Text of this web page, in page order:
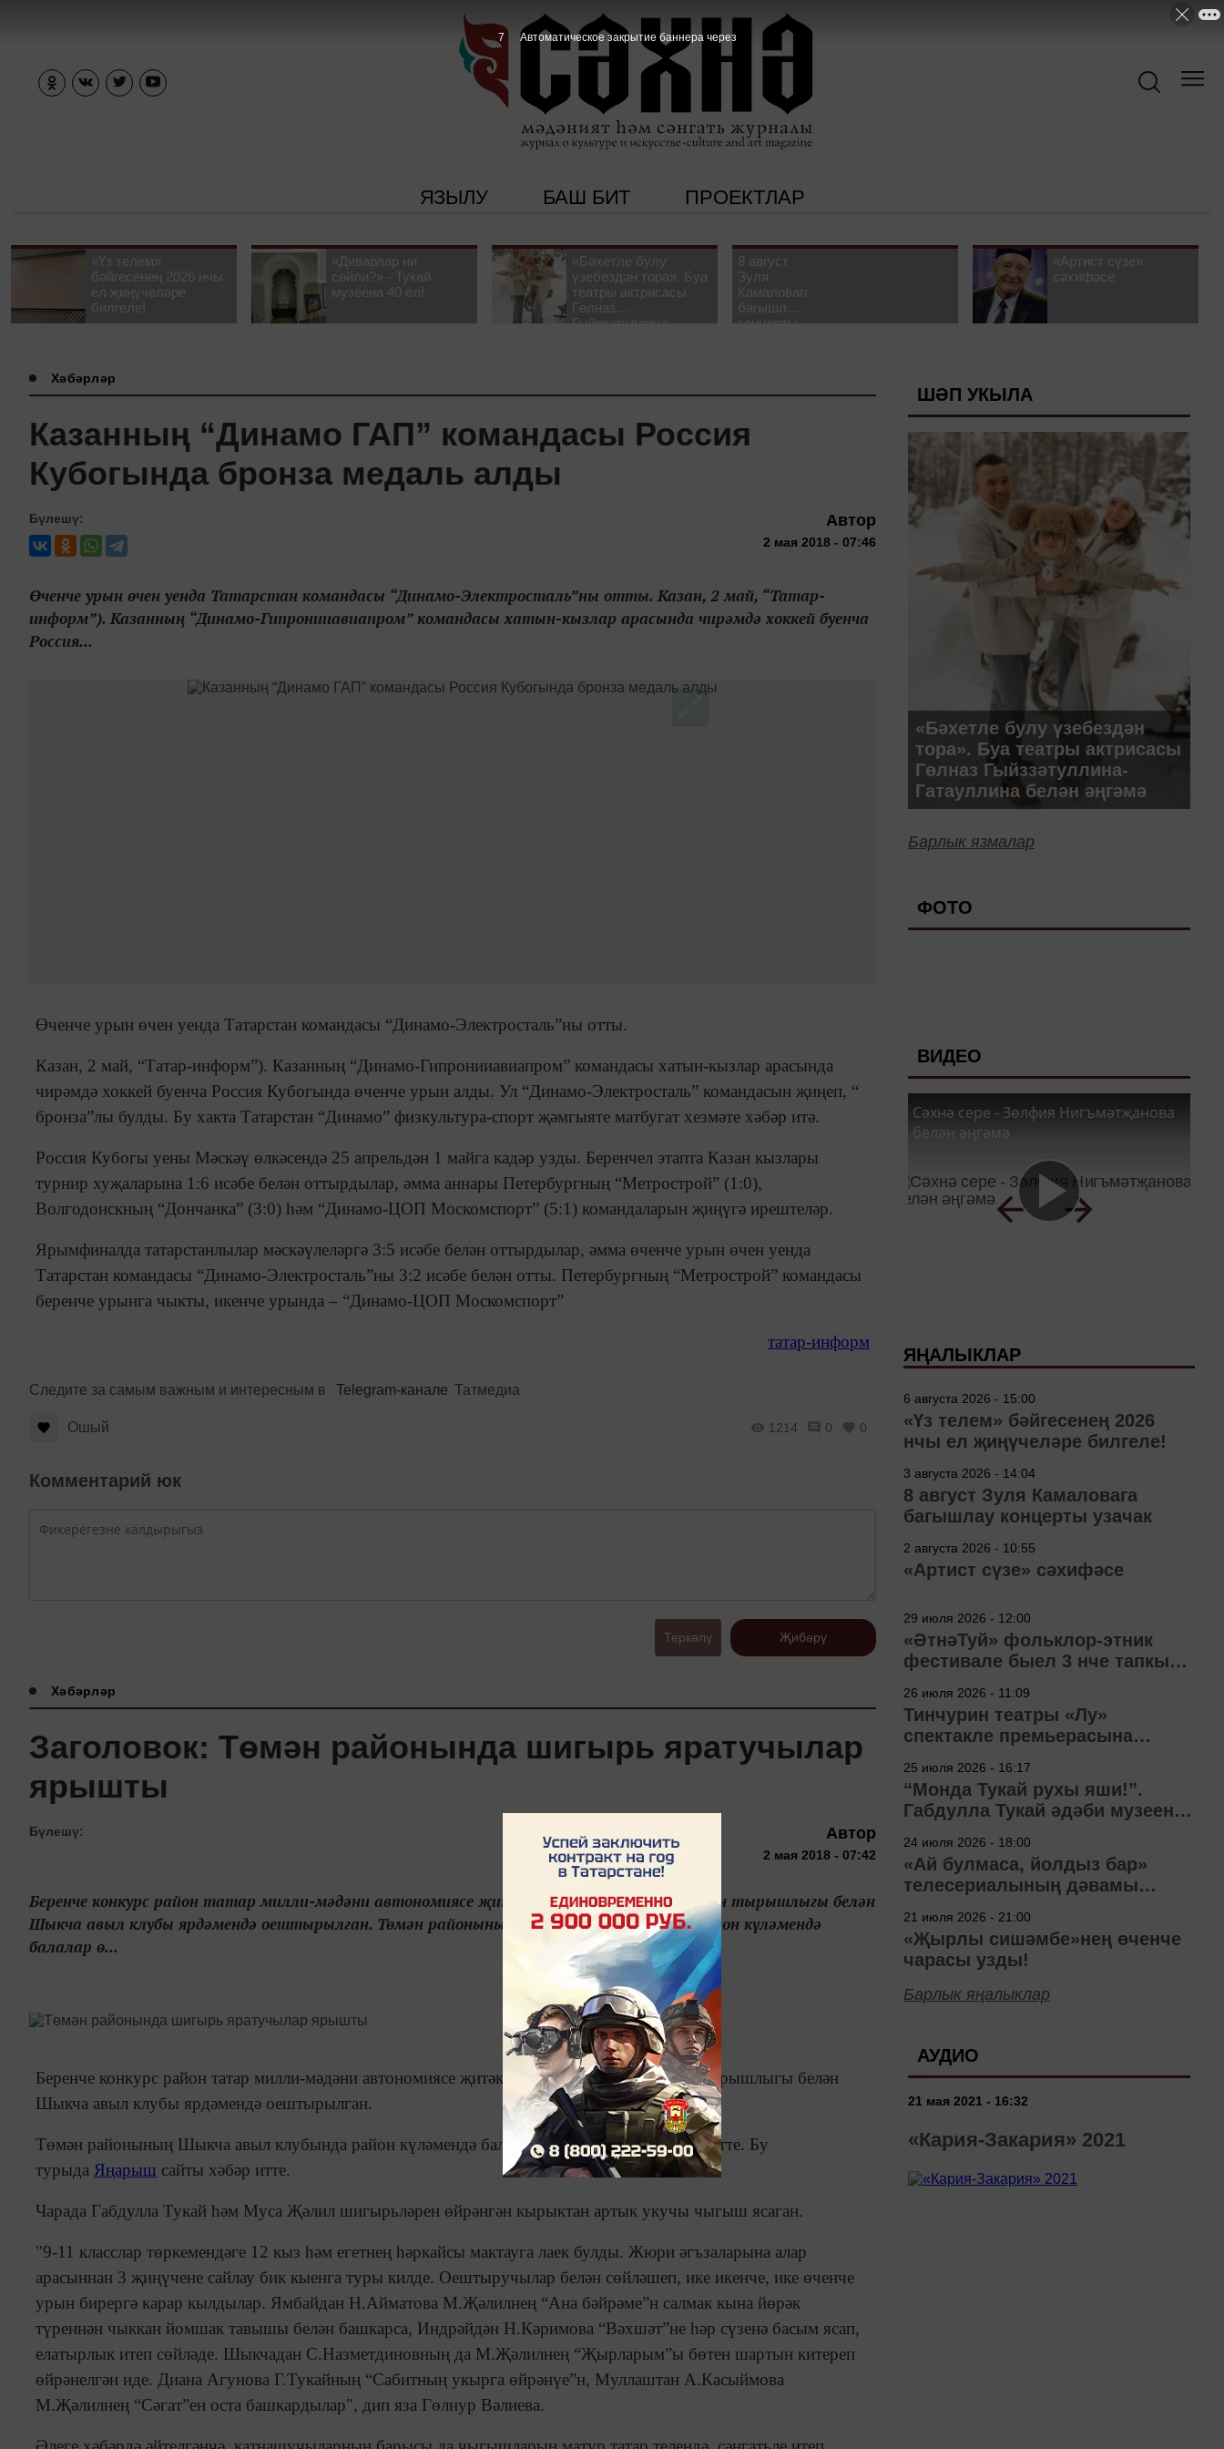
ЯЗЫЛУ БАШ БИТ ПРОЕКТЛАР
«Үз телем»
бәйгесенең 2026 нчы
ел җиңүчеләре
билгеле!
«Диварлар ни
сөйли?» - Тукай
музеена 40 ел!
«Бәхетле булу
үзебездән тора». Буа
театры актрисасы
Гөлназ
Гыйззәтуллина-
8 август
Зуля
Камаловага
багышлау
концерты
«Артист сүзе»
сәхифәсе
Хәбәрләр
Казанның “Динамо ГАП” командасы Россия
Кубогында бронза медаль алды
Бүлешү: Автор
2 мая 2018 - 07:46
Өченче урын өчен уенда Татарстан командасы “Динамо-Электросталь”ны отты. Казан, 2 май, “Татар-
информ”). Казанның “Динамо-Гипронииавиапром” командасы хатын-кызлар арасында чирәмдә хоккей буенча
Россия...
Өченче урын өчен уенда Татарстан командасы “Динамо-Электросталь”ны отты.
Казан, 2 май, “Татар-информ”). Казанның “Динамо-Гипронииавиапром” командасы хатын-кызлар арасында
чирәмдә хоккей буенча Россия Кубогында өченче урын алды. Ул “Динамо-Электросталь” командасын җиңеп, “
бронза”лы булды. Бу хакта Татарстан “Динамо” физкультура-спорт җәмгыяте матбугат хезмәте хәбәр итә.
Россия Кубогы уены Мәскәү өлкәсендә 25 апрельдән 1 майга кадәр узды. Беренчел этапта Казан кызлары
турнир хуҗаларына 1:6 исәбе белән оттырдылар, әмма аннары Петербургның “Метрострой” (1:0),
Волгодонскның “Дончанка” (3:0) һәм “Динамо-ЦОП Москомспорт” (5:1) командаларын җиңүгә ирештеләр.
Ярымфиналда татарстанлылар мәскәүлеләргә 3:5 исәбе белән оттырдылар, әмма өченче урын өчен уенда
Татарстан командасы “Динамо-Электросталь”ны 3:2 исәбе белән отты. Петербургның “Метрострой” командасы
беренче урынга чыкты, икенче урында – “Динамо-ЦОП Москомспорт”
татар-информ
Следите за самым важным и интересным в Telegram-канале Татмедиа
Ошый 1214 0 0
Комментарий юк
Теркәлү Җибәрү
Хәбәрләр
Заголовок: Төмән районында шигырь яратучылар
ярышты
Бүлешү: Автор
2 мая 2018 - 07:42
Беренче конкурс район татар милли-мәдәни автономиясе җитәкчесе Альберт Алтынгузин тырышлыгы белән
Шыкча авыл клубы ярдәмендә оештырылган. Төмән районының Шыкча авыл клубында район күләмендә
балалар ө...
Беренче конкурс район татар милли-мәдәни автономиясе җитәкчесе Альберт Алтынгузин тырышлыгы белән
Шыкча авыл клубы ярдәмендә оештырылган.
Төмән районының Шыкча авыл клубында район күләмендә балалар өчен шигырь бәйрәме үтте. Бу
турыда Яңарыш сайты хәбәр итте.
Чарада Габдулла Тукай һәм Муса Җәлил шигырьләрен өйрәнгән кырыктан артык укучы чыгыш ясаган.
"9-11 класслар төркемендәге 12 кыз һәм егетнең һәркайсы мактауга лаек булды. Жюри әгъзаларына алар
арасыннан 3 җиңүчене сайлау бик кыенга туры килде. Оештыручылар белән сөйләшеп, ике икенче, ике өченче
урын бирергә карар кылдылар. Ямбайдан Н.Айматова М.Җәлилнең “Ана бәйрәме”н салмак кына йөрәк
түреннән чыккан йомшак тавышы белән башкарса, Индрәйдән Н.Кәримова “Вәхшәт”не һәр сүзенә басым ясап,
елатырлык итеп сөйләде. Шыкчадан С.Назметдиновның да М.Җәлилнең “Җырларым”ы бөтен шартын китереп
өйрәнелгән иде. Диана Агунова Г.Тукайның “Сабитның укырга өйрәнүе”н, Муллаштан А.Касыймова
М.Җәлилнең “Сәгат”ен оста башкардылар", дип яза Гөлнур Вәлиева.
ШӘП УКЫЛА
«Бәхетле булу үзебездән
тора». Буа театры актрисасы
Гөлназ Гыйззәтуллина-
Гатауллина белән әңгәмә
Барлык язмалар
ФОТО
ВИДЕО
Сәхнә сере - Зөлфия Нигъмәтҗанова
белән әңгәмә
ЯҢАЛЫКЛАР
6 августа 2026 - 15:00
«Үз телем» бәйгесенең 2026
нчы ел җиңүчеләре билгеле!
3 августа 2026 - 14:04
8 август Зуля Камаловага
багышлау концерты узачак
2 августа 2026 - 10:55
«Артист сүзе» сәхифәсе
29 июля 2026 - 12:00
«ӘтнәТуй» фольклор-этник
фестивале быел 3 нче тапкыр
26 июля 2026 - 11:09
Тинчурин театры «Лу»
спектакле премьерасына
25 июля 2026 - 16:17
“Монда Тукай рухы яши!”.
Габдулла Тукай әдәби музеена
24 июля 2026 - 18:00
«Ай булмаса, йолдыз бар»
телесериалының дәвамы
21 июля 2026 - 21:00
«Җырлы сишәмбе»нең өченче
чарасы узды!
Барлык яңалыклар
АУДИО
21 мая 2021 - 16:32
«Кария-Закария» 2021
6 Автоматическое закрытие баннера через